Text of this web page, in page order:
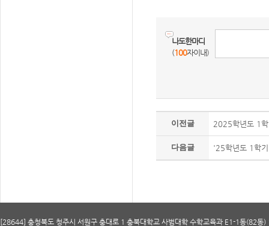
나도한마디
(100자이내)
이전글 2025학년도 1
다음글 '25학년도 1학
[28644] 충청북도 청주시 서원구 충대로 1 충북대학교 사범대학 수학교육과 E1-1동(82동)